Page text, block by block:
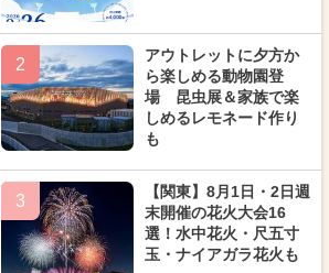
2
アウトレットに夕方か
ら楽しめる動物園登
場 昆虫展＆家族で楽
しめるレモネード作り
も
3
【関東】8月1日・2日週
末開催の花火大会16
選！水中花火・尺五寸
玉・ナイアガラ花火も